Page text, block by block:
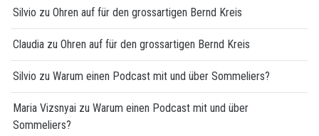
Silvio zu Ohren auf für den grossartigen Bernd Kreis
Claudia zu Ohren auf für den grossartigen Bernd Kreis
Silvio zu Warum einen Podcast mit und über Sommeliers?
Maria Vizsnyai zu Warum einen Podcast mit und über
Sommeliers?